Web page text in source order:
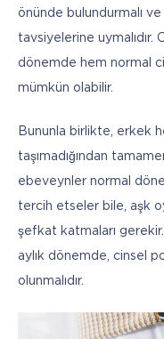
önünde bulundurmalı
tavsiyelerine uymalıdır.
dönemde hem normal
mümkün olabilir.
Bununla birlikte, erkek
taşımadığından
ebeveynler normal
tercih etseler bile, aşk
şefkat katmaları
aylık dönemde, cinsel
olunmalıdır.